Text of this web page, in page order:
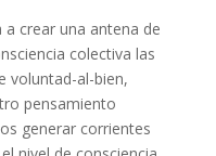
crear una antena de
colectiva las
voluntad-al-bien,
pensamiento
generar corrientes